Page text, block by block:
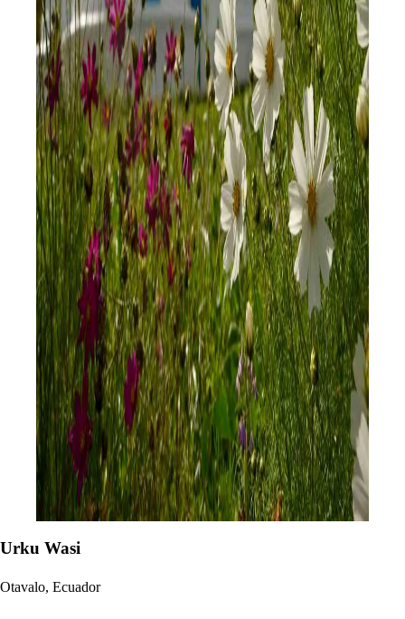
Urku Wasi
Otavalo, Ecuador